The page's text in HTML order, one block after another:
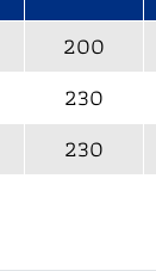
200
230
230